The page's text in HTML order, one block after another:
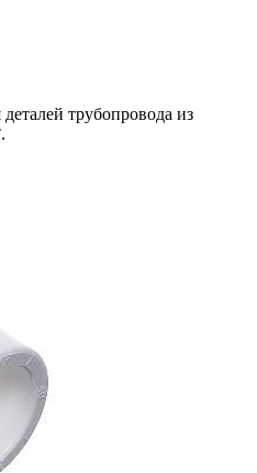
трубопровода из